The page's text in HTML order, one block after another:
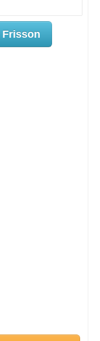
Frisson